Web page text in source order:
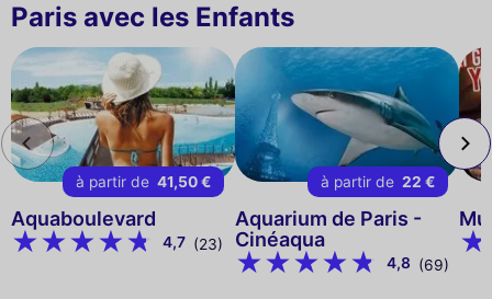
Paris avec les Enfants
à partir de 41,50 €
Aquaboulevard
4,7 (23)
à partir de 22 €
Aquarium de Paris -
Cinéaqua
4,8 (69)